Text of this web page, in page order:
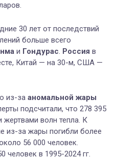
30 лет от последствий
больше всего
и Гондурас. Россия в
Китай — на 30-м, США —
из-за аномальной жары
подсчитали, что 278 395
жертвами волн тепла. К
из-за жары погибли более
56 000 человек.
человек в 1995-2024 гг.